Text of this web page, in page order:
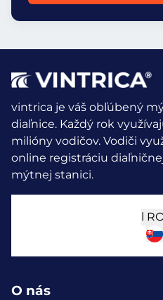
vintrica je váš obľúbený
diaľnice. Každý rok
milióny vodičov. Vodiči
online registráciu
mýtnej stanici.
O nás